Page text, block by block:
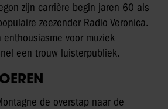
zijn carrière begin jaren 60 als
zeezender Radio Veronica.
voor muziek
een trouw luisterpubliek.
de overstap naar de